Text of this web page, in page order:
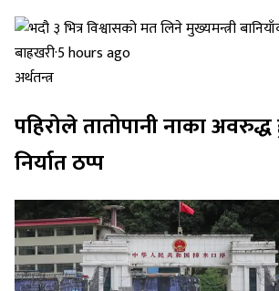
बाह्रखरी·5 hours ago
अर्थतन्त्र
पहिरोले तातोपानी नाका
निर्यात ठप्प